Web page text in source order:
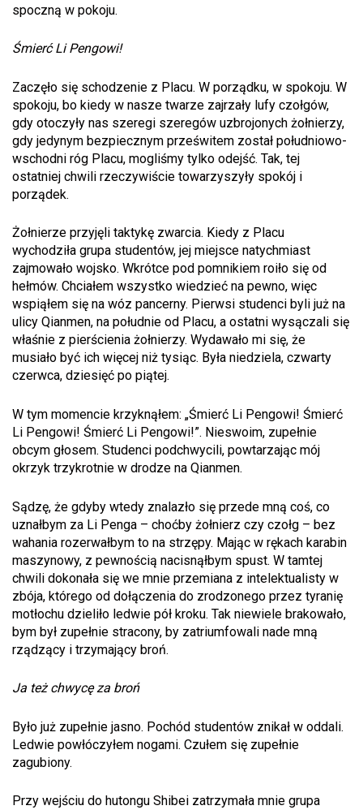
spoczną w pokoju.
Śmierć Li Pengowi!
Zaczęło się schodzenie z Placu. W porządku, w spokoju. W
spokoju, bo kiedy w nasze twarze zajrzały lufy czołgów,
gdy otoczyły nas szeregi szeregów uzbrojonych żołnierzy,
gdy jedynym bezpiecznym prześwitem został południowo-
wschodni róg Placu, mogliśmy tylko odejść. Tak, tej
ostatniej chwili rzeczywiście towarzyszyły spokój i
porządek.
Żołnierze przyjęli taktykę zwarcia. Kiedy z Placu
wychodziła grupa studentów, jej miejsce natychmiast
zajmowało wojsko. Wkrótce pod pomnikiem roiło się od
hełmów. Chciałem wszystko wiedzieć na pewno, więc
wspiąłem się na wóz pancerny. Pierwsi studenci byli już na
ulicy Qianmen, na południe od Placu, a ostatni wysączali się
właśnie z pierścienia żołnierzy. Wydawało mi się, że
musiało być ich więcej niż tysiąc. Była niedziela, czwarty
czerwca, dziesięć po piątej.
W tym momencie krzyknąłem: „Śmierć Li Pengowi! Śmierć
Li Pengowi! Śmierć Li Pengowi!”. Nieswoim, zupełnie
obcym głosem. Studenci podchwycili, powtarzając mój
okrzyk trzykrotnie w drodze na Qianmen.
Sądzę, że gdyby wtedy znalazło się przede mną coś, co
uznałbym za Li Penga – choćby żołnierz czy czołg – bez
wahania rozerwałbym to na strzępy. Mając w rękach karabin
maszynowy, z pewnością nacisnąłbym spust. W tamtej
chwili dokonała się we mnie przemiana z intelektualisty w
zbója, którego od dołączenia do zrodzonego przez tyranię
motłochu dzieliło ledwie pół kroku. Tak niewiele brakowało,
bym był zupełnie stracony, by zatriumfowali nade mną
rządzący i trzymający broń.
Ja też chwycę za broń
Było już zupełnie jasno. Pochód studentów znikał w oddali.
Ledwie powłóczyłem nogami. Czułem się zupełnie
zagubiony.
Przy wejściu do hutongu Shibei zatrzymała mnie grupa